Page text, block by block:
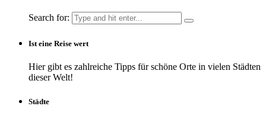
Search for:
Ist eine Reise wert
Hier gibt es zahlreiche Tipps für schöne Orte in vielen Städten
dieser Welt!
Städte